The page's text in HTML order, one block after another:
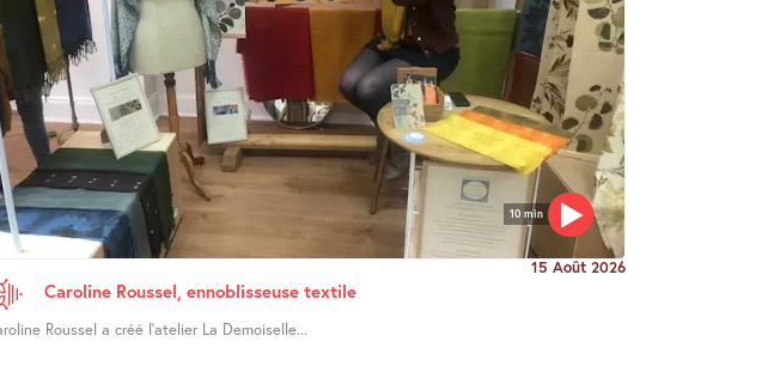
10 min
15 Août 2026
Caroline Roussel, ennoblisseuse textile
Roussel a créé l’atelier La Demoiselle...